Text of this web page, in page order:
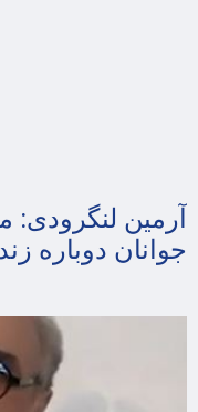
آرمین
جوانان دوباره